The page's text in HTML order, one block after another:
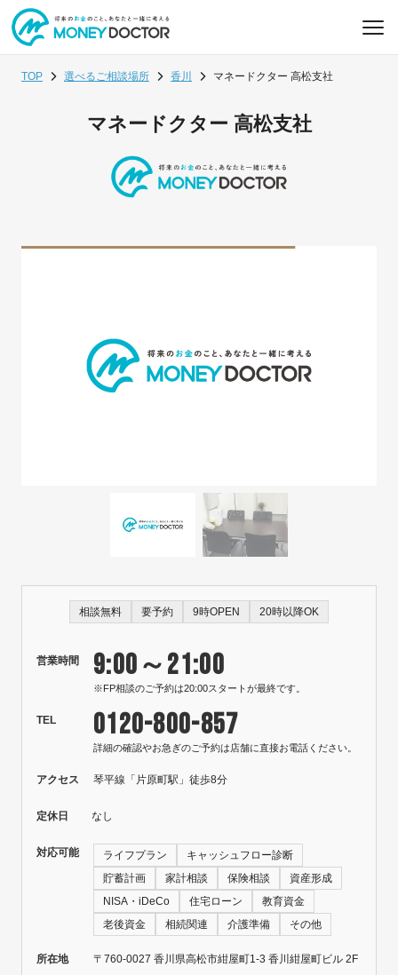
TOP 選べるご相談場所 香川 マネードクター 高松支社
マネードクター 高松支社
相談無料 要予約 9時OPEN 20時以降OK
営業時間 9:00～21:00
※FP相談のご予約は20:00スタートが最終です。
TEL 0120-800-857
詳細の確認やお急ぎのご予約は店舗に直接お電話ください。
アクセス 琴平線「片原町駅」徒歩8分
定休日 なし
対応可能 ライフプラン
キャッシュフロー診断
貯蓄計画
家計相談 保険相談
資産形成
NISA・iDeCo
住宅ローン
教育資金
老後資金
相続関連 介護準備 その他
所在地 〒760-0027 香川県高松市紺屋町1-3 香川紺屋町ビル 2F